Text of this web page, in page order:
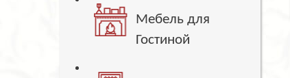
Мебель для
Гостиной